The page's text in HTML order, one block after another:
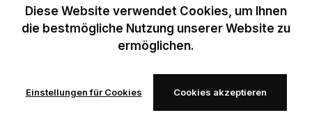
Diese Website verwendet Cookies, um Ihnen
die bestmögliche Nutzung unserer Website zu
ermöglichen.
Einstellungen für Cookies Cookies akzeptieren